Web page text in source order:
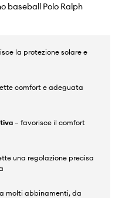
baseball Polo Ralph
la protezione solare e
comfort e adeguata
– favorisce il comfort
una regolazione precisa
molti abbinamenti, da